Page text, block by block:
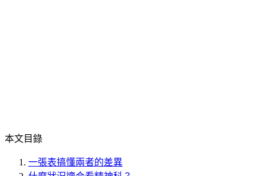
本文目錄
一張表搞懂兩者的差異